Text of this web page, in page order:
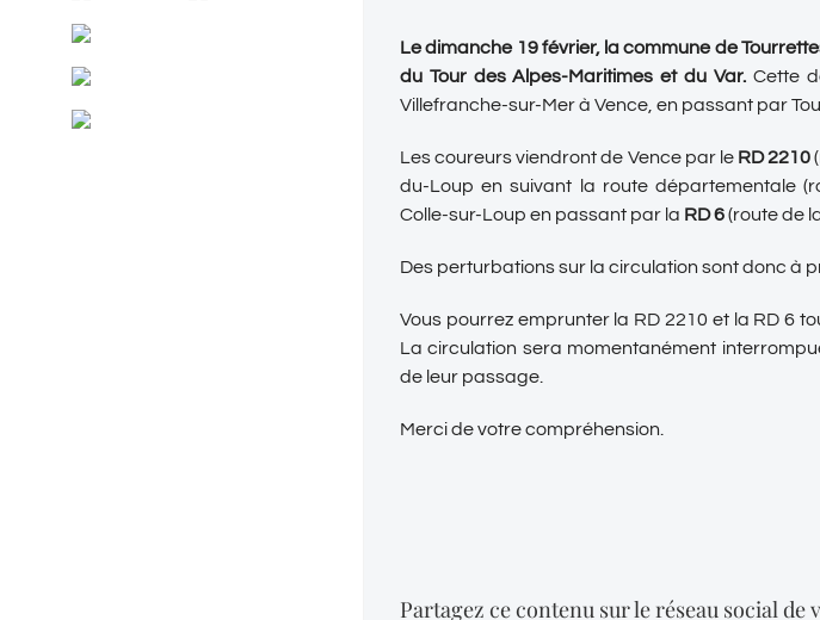
ENVINET
RRS
RSS
Le dimanche 19 février, la commune de
du Tour des Alpes-Maritimes et du Var.Cette
Villefranche-sur-Mer à Vence, en passant par
Les coureurs viendront de Vence par le RD 2210
du-Loup en suivant la route départementale
Colle-sur-Loup en passant par la RD 6(route de
Des perturbations sur la circulation sont donc à
Vous pourrez emprunter la RD 2210 et la RD 6
La circulation sera momentanément
de leur passage.
Merci de votre compréhension.
Partagez ce contenu sur le réseau social de